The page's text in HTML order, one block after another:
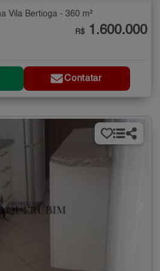
Vila Bertioga - 360 m²
R$ 1.600.000
Contatar